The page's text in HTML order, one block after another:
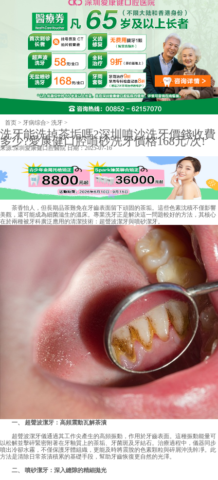
首页 > 牙病综合> 洗牙 >
洗牙能洗掉茶垢嗎?深圳噴沙洗牙價錢收費
多少?愛康健口腔噴砂洗牙價格168元/次!
来源:深圳愛康健口腔醫院日期：2025-07-16
茶香怡人，但長期品茶難免在牙齒表面留下頑固的茶垢。這些色素沈積不僅影響
美觀，還可能成為細菌滋生的溫床。專業洗牙正是解決這一問題較好的方法，其核心
在於兩種被牙科廣泛應用的清潔技術：超聲波潔牙與噴砂潔牙。
一、 超聲波潔牙：高頻震動瓦解茶漬
超聲波潔牙儀通過其工作尖產生的高頻振動，作用於牙齒表面。這種振動能量可
以松解並擊碎緊密附著在牙釉質上的茶垢、牙菌斑及牙結石。治療過程中，儀器同步
噴出冷卻水霧，不僅保護牙體組織，更能及時將震脫的色素顆粒與碎屑沖洗幹凈。此
方法是清除日常茶漬積累的基礎手段，幫助牙齒恢復更自然的光澤。
二、 噴砂潔牙：深入縫隙的精細拋光